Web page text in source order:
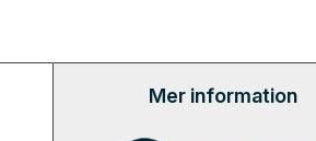
Mer information